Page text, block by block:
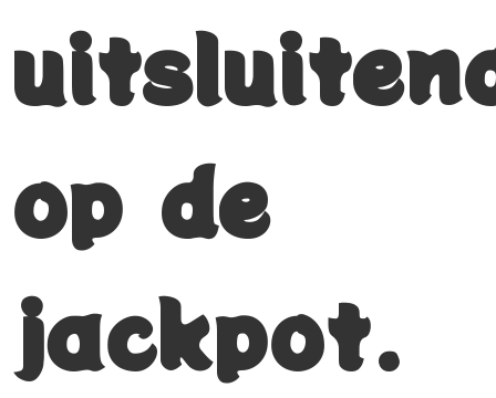
op de
jackpot.